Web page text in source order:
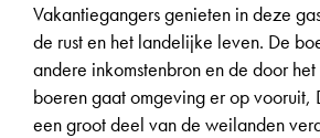
Vakantiegangers genieten in deze
de rust en het landelijke leven. De
andere inkomstenbron en de door
boeren gaat omgeving er op vooruit,
een groot deel van de weilanden